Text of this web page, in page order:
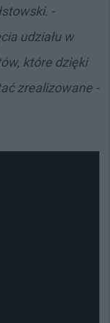
-
udziału w
które dzięki
zrealizowane -